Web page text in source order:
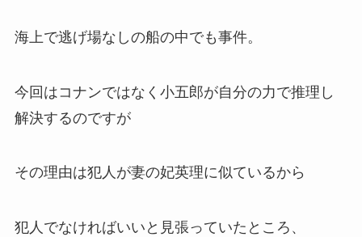
海上で逃げ場なしの船の中でも事件。
今回はコナンではなく小五郎が自分の力で推理し
解決するのですが
その理由は犯人が妻の妃英理に似ているから
犯人でなければいいと見張っていたところ、